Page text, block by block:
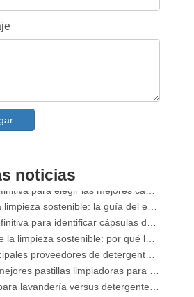
noticias
Dominar la limpieza sostenible: la guía del experto sobre detergentes en hojas ecológicas para ropa
La guía definitiva para identificar cápsulas de lavandería de alta calidad: la perspectiva de un experto de la industria
El futuro de la limpieza sostenible: por qué las tiendas de recarga están adoptando hojas de detergente para ropa a granel sin envasar
Los 6 principales proveedores de detergentes para lavavajillas comerciales del mundo (Guía del comprador y OEM de 2026)
Elegir las mejores pastillas limpiadoras para lavadoras para agua dura
Cápsulas para lavandería versus detergente líquido: ¿cuál es la opción correcta para su ropa?
Cómo utilizar correctamente las cápsulas para la ropa: opiniones de expertos de un fabricante líder de cápsulas para la ropa en China